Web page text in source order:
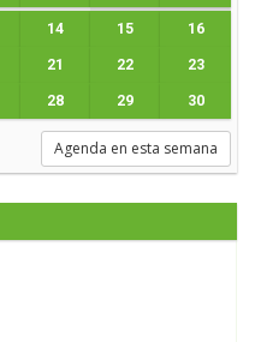
14 15 16
21 22 23
28 29 30
Agenda en esta semana